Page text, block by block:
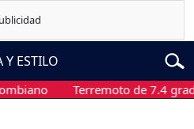
Y ESTILO
Terremoto de 7.4 grados